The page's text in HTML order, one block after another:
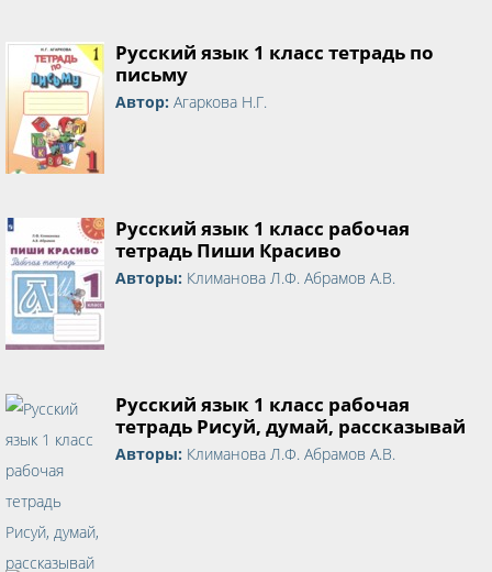
Русский язык 1 класс тетрадь по
письму
Автор: Агаркова Н.Г.
Русский язык 1 класс рабочая
тетрадь Пиши Красиво
Авторы: Климанова Л.Ф. Абрамов А.В.
Русский язык 1 класс рабочая
тетрадь Рисуй, думай, рассказывай
Авторы: Климанова Л.Ф. Абрамов А.В.